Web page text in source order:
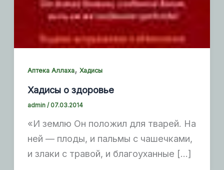
Аптека Аллаха,Хадисы
Хадисы о здоровье
admin/ 07.03.2014
«И землю Он положил для тварей. На
ней — плоды, и пальмы с чашечками,
и злаки с травой, и благоуханные […]